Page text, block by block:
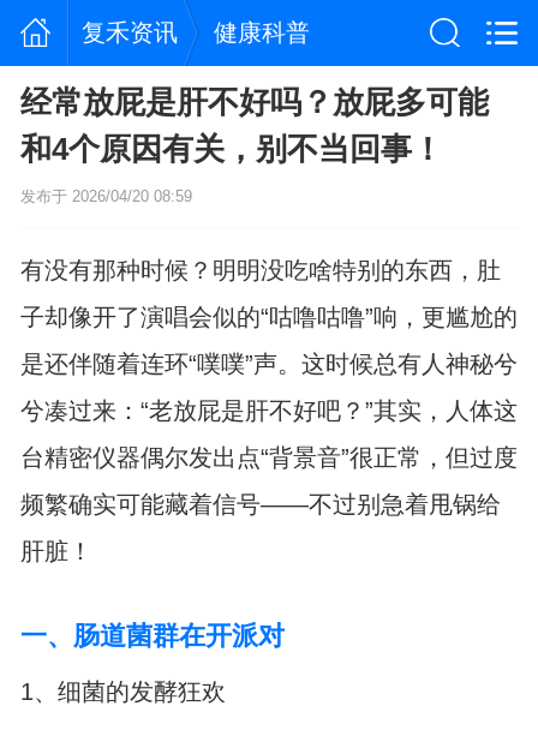
复禾资讯 健康科普
经常放屁是肝不好吗？放屁多可能
和4个原因有关，别不当回事！
发布于 2026/04/20 08:59
有没有那种时候？明明没吃啥特别的东西，肚
子却像开了演唱会似的“咕噜咕噜”响，更尴尬的
是还伴随着连环“噗噗”声。这时候总有人神秘兮
兮凑过来：“老放屁是肝不好吧？”其实，人体这
台精密仪器偶尔发出点“背景音”很正常，但过度
频繁确实可能藏着信号——不过别急着甩锅给
肝脏！
一、肠道菌群在开派对
1、细菌的发酵狂欢